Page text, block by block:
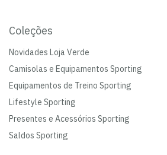
Coleções
Novidades Loja Verde
Camisolas e Equipamentos Sporting
Equipamentos de Treino Sporting
Lifestyle Sporting
Presentes e Acessórios Sporting
Saldos Sporting